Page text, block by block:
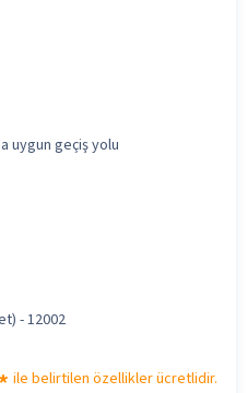
uygun geçiş yolu
- 12002
ile belirtilen özellikler ücretlidir.